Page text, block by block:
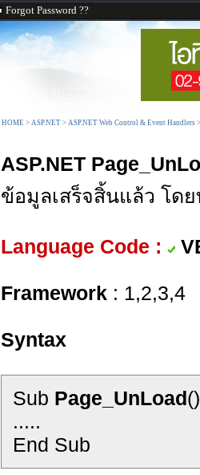
Forgot Password ??
HOME > ASP.NET > ASP.NET Web Control & Event Handlers
ASP.NET
ข้อมูลเสร็จสิ้นแล้ว โด
Language Code :
Framework : 1,2,3,4
Syntax
Sub Page_UnLoad()
.....
End Sub